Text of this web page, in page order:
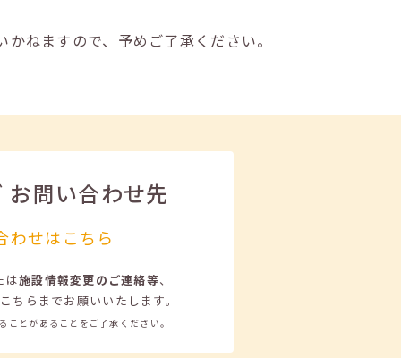
ねますので、予めご了承ください。
お問い合わせ先
わせはこちら
は施設情報変更のご連絡等、
ちらまでお願いいたします。
ことがあることをご了承ください。